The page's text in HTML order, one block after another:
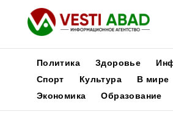
Новости
Политика Здоровье
Спорт
Культура В мире
Экономика
Образование